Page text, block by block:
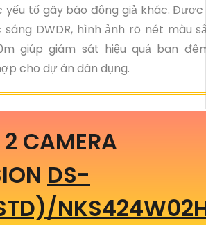
yếu tố gây báo động giả khác.
DWDR, hình ảnh rõ nét màu
giúp giám sát hiệu quả ban
cho dự án dân dụng.
CAMERA
DS-